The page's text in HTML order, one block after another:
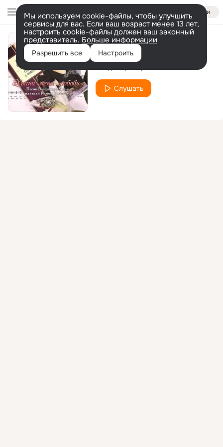
Войти
Мы используем cookie-файлы, чтобы улучшить
сервисы для вас. Если ваш возраст менее 13 лет,
настроить cookie-файлы должен ваш законный
представитель. Больше информации
Разрешить все Настроить
Одиночка
Слушать